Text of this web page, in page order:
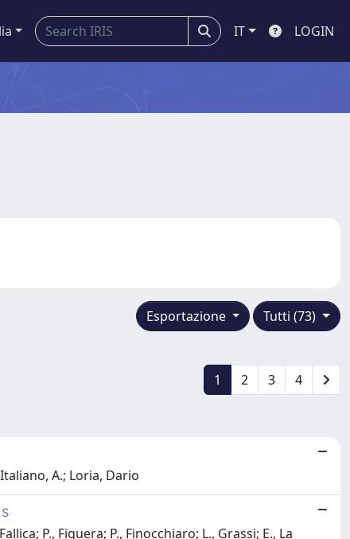
IT LOGIN
Tutti (73)
Esportazione
1 2 3 4
A.; Loria, Dario
P., Figuera; P., Finocchiaro; L., Grassi; E., La